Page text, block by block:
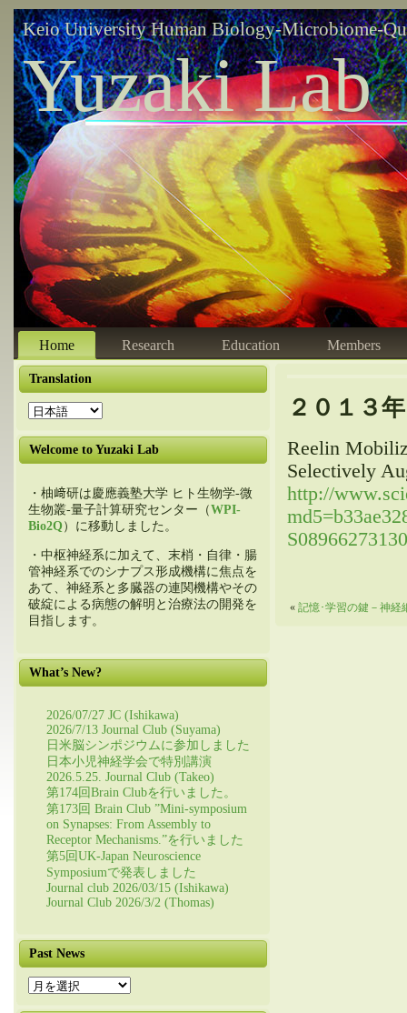
Keio University Human Biology-Microbiome-
Yuzaki Lab
Home Research Education Members
Translation
Welcome to Yuzaki Lab
・柚﨑研は慶應義塾大学 ヒト生物学-微
生物叢-量子計算研究センター（WPI-
Bio2Q）に移動しました。
・中枢神経系に加えて、末梢・自律・腸
管神経系でのシナプス形成機構に焦点を
あて、神経系と多臓器の連関機構やその
破綻による病態の解明と治療法の開発を
目指します。
What’s New?
2026/07/27 JC (Ishikawa)
2026/7/13 Journal Club (Suyama)
日米脳シンポジウムに参加しました
日本小児神経学会で特別講演
2026.5.25. Journal Club (Takeo)
第174回Brain Clubを行いました。
第173回 Brain Club ”Mini-symposium
on Synapses: From Assembly to
Receptor Mechanisms.”を行いました
第5回UK-Japan Neuroscience
Symposiumで発表しました
Journal club 2026/03/15 (Ishikawa)
Journal Club 2026/3/2 (Thomas)
Past News
Past
News
２０１３
Reelin
Selectively
http://
« 記憶･学習の鍵－神経